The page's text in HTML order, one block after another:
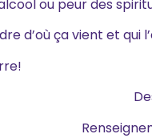
ou peur des
d’où ça vient et qui